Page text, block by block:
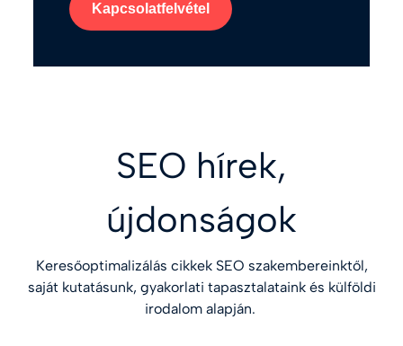
Kapcsolatfelvétel
SEO hírek,
újdonságok
Keresőoptimalizálás cikkek SEO szakembereinktől,
saját kutatásunk, gyakorlati tapasztalataink és külföldi
irodalom alapján.